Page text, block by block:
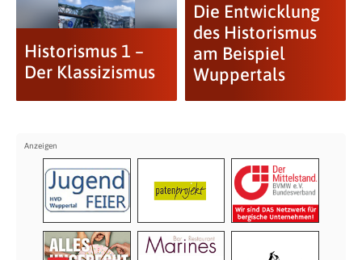
Historismus 1 –
Der Klassizismus
Die Entwicklung
des Historismus
am Beispiel
Wuppertals